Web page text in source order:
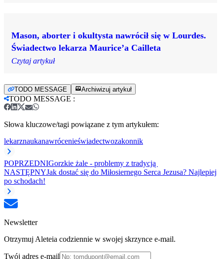
Mason, aborter i okultysta nawrócił się w Lourdes.
Świadectwo lekarza Maurice’a Cailleta
Czytaj artykuł
TODO MESSAGE Archiwizuj artykuł
TODO MESSAGE :
Słowa kluczowe/tagi powiązane z tym artykułem:
lekarznaukanawrócenieświadectwozakonnik
POPRZEDNIGorzkie żale - problemy z tradycją
NASTĘPNYJak dostać się do Miłosiernego Serca Jezusa? Najlepiej
po schodach!
Newsletter
Otrzymuj Aleteia codziennie w swojej skrzynce e-mail.
Twój adres e-mail